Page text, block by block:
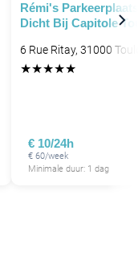
Rémi's
Dicht Bij Capitole
6 Rue Ritay, 31000
★★★★★
€ 10/24h
€ 60/week
Minimale duur: 1 dag